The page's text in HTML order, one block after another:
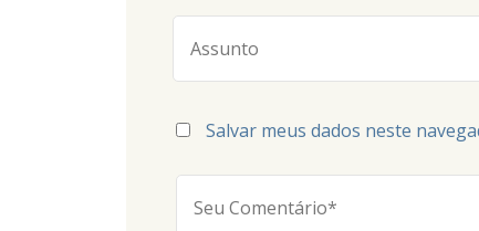
Salvar meus dados neste